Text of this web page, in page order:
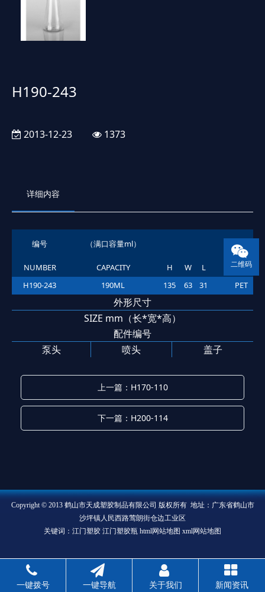
H190-243
2013-12-23 1373
详细内容
编号 （满口容量ml） 材质
NUMBER CAPACITY H W L
MATERIAL
H190-243
190ML 135 63 31 PET
外形尺寸
SIZE mm（长*宽*高）
配件编号
泵头
喷头 盖子
上一篇：H170-110
下一篇：H200-114
Copyright © 2013 鹤山市天成塑胶制品有限公司 版权所有 地址：广东省鹤山市
沙坪镇人民西路莺朗街仓边工业区
关键词：江门塑胶 江门塑胶瓶 html网站地图 xml网站地图
一键拨号 一键导航 关于我们 新闻资讯
二维码